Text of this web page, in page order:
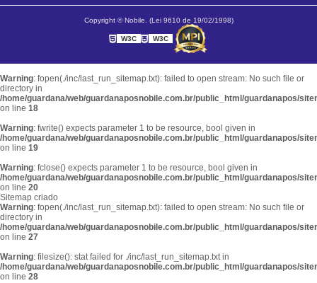
Copyright © Nobile. (Lei 9610 de 19/02/1998)
W3C W3C
Warning: fopen(./inc/last_run_sitemap.txt): failed to open stream: No such file or
directory in
/home/guardana/web/guardanaposnobile.com.br/public_html/guardanapos/
on line 18
Warning: fwrite() expects parameter 1 to be resource, bool given in
/home/guardana/web/guardanaposnobile.com.br/public_html/guardanapos/
on line 19
Warning: fclose() expects parameter 1 to be resource, bool given in
/home/guardana/web/guardanaposnobile.com.br/public_html/guardanapos/
on line 20
Sitemap criado
Warning: fopen(./inc/last_run_sitemap.txt): failed to open stream: No such file or
directory in
/home/guardana/web/guardanaposnobile.com.br/public_html/guardanapos/
on line 27
Warning: filesize(): stat failed for ./inc/last_run_sitemap.txt in
/home/guardana/web/guardanaposnobile.com.br/public_html/guardanapos/
on line 28